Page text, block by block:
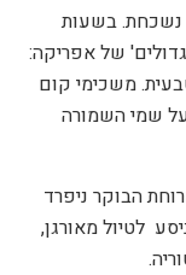
נשכחת. בשעות
של אפריקה:
משכימי קום
שמי השמורה
הבוקר ניפרד
לטיול מאורגן,